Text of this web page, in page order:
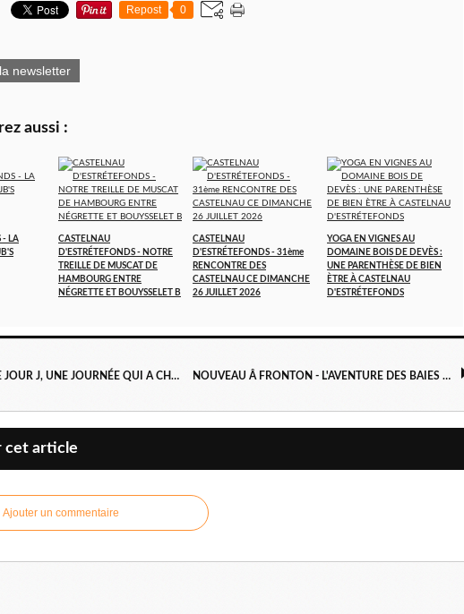
Repost 0
newsletter
aussi :
- LA
CASTELNAU
D'ESTRÉTEFONDS - NOTRE
TREILLE DE MUSCAT DE
HAMBOURG ENTRE
NÉGRETTE ET BOUYSSELET B
CASTELNAU
D'ESTRÉTEFONDS - 31ème
RENCONTRE DES
CASTELNAU CE DIMANCHE
26 JUILLET 2026
YOGA EN VIGNES AU
DOMAINE BOIS DE DEVÈS :
UNE PARENTHÈSE DE BIEN
ÈTRE À CASTELNAU
D'ESTRÉTEFONDS
6 JUIN 1944 - LE JOUR J, UNE JOURNÉE QUI A CHANGÉ LE COURS DE L'HISTOIRE NOUVEAU Â FRONTON - L'AVENTURE DES BAIES DE LA BAYNE - THIERRY DA ROS
cet article
Ajouter un commentaire